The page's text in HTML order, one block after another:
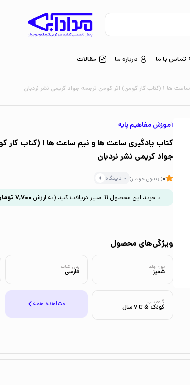
تماس با ما درباره ما مقالات
کریمی نشر نردبان
آموزش مفاهیم پایه
کتاب یادگیری ساعت ها و
جواد کریمی نشر نردبان
0(از بدون خریدار) 0 دیدگاه
با خرید این محصول11 امتیاز دریافت کنید (به ارزش 7,700
ویژگی‌های محصول
نوع جلد
شمیز
زبان کتاب
فارسی
گروه سنی
کودک 5 تا 7 سال مشاهده همه